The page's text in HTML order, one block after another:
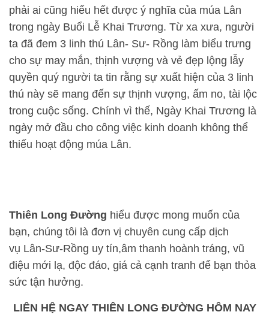
phải ai cũng hiểu hết được ý nghĩa của múa Lân
trong ngày Buổi Lễ Khai Trương. Từ xa xưa, người
ta đã đem 3 linh thú Lân- Sư- Rồng làm biểu trưng
cho sự may mắn, thịnh vượng và vẻ đẹp lộng lẫy
quyền quý người ta tin rằng sự xuất hiện của 3 linh
thú này sẽ mang đến sự thịnh vượng, ấm no, tài lộc
trong cuộc sống. Chính vì thế, Ngày Khai Trương là
ngày mở đầu cho công việc kinh doanh không thể
thiếu hoạt động múa Lân.
Thiên Long Đường hiểu được mong muốn của
bạn, chúng tôi là đơn vị chuyên cung cấp dịch
vụ Lân-Sư-Rồng uy tín,âm thanh hoành tráng, vũ
điệu mới lạ, độc đáo, giá cả cạnh tranh để bạn thỏa
sức tận hưởng.
LIÊN HỆ NGAY THIÊN LONG ĐƯỜNG HÔM NAY